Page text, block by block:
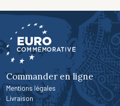
Commander en ligne
Mentions légales
Livraison